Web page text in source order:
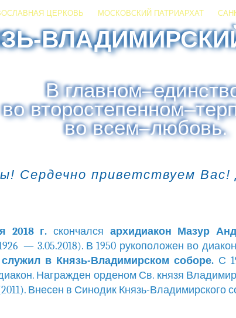
ЦЕРКОВЬ МОСКОВСКИЙ ПАТРИАРХАТ
В главном–
во второстепенном–
во всем–любовь.
Сердечно приветствуем
2018 г. скончался архидиакон Мазур
— 3.05.2018). В 1950 рукоположен во
служил в Князь-Владимирском соборе. С
Награжден орденом Св. князя
Внесен в Синодик Князь-Владимирского